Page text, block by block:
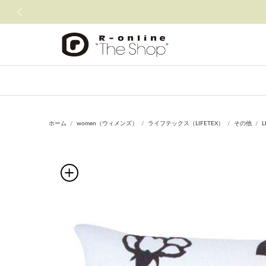
ホーム women（ウィメンズ） ライフテックス（LIFETEX） その他